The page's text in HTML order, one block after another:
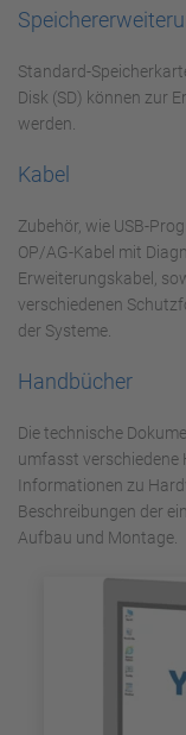
Standard-
Disk (SD) können zur
werden.
Kabel
Zubehör, wie USB-
OP/AG-Kabel mit
Erweiterungskabel,
verschiedenen
der Systeme.
Handbücher
Die technische
umfasst verschiedene
Informationen zu
Beschreibungen der
Aufbau und Montage.